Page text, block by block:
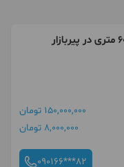
150,000,000 تومان
8,000,000 تومان
090166***82